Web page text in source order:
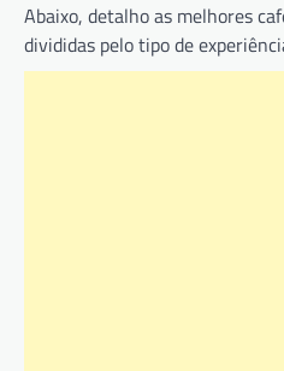
Abaixo, detalho as melhores
divididas pelo tipo de